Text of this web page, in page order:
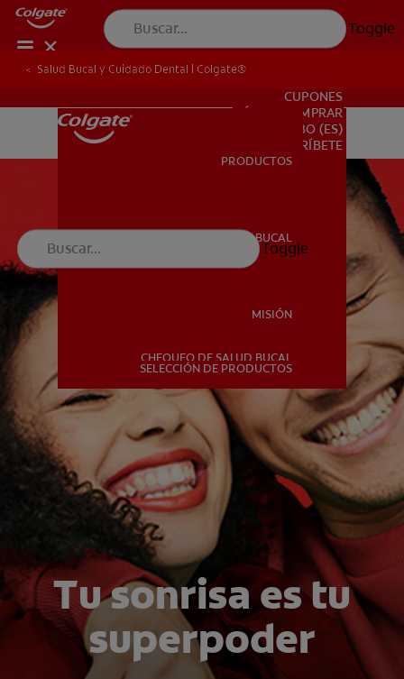
Toggle
PRODUCTOS
SALUD BUCAL
MISIÓN
CHEQUEO DE SALUD BUCAL
SELECCIÓN DE PRODUCTOS
PARA PROFESIONALES
CUPONES
DÓNDE COMPRAR
BO (ES)
PARA PROFESIONALES
CUPONES
DÓNDE COMPRAR
BO (ES)
SUSCRÍBETE
PRODUCTOS
SALUD BUCAL
MISIÓN
CHEQUEO DE SALUD BUCAL
SELECCIÓN DE PRODUCTOS
Toggle
Salud Bucal y Cuidado Dental | Colgate®
Tu sonrisa es tu
superpoder